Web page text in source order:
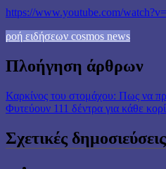
https://www.youtube.com/
ροή ειδήσεων cosmos news
Πλοήγηση άρθρων
Καρκίνος του στομάχου: Πως να
Φυτεύουν 111 δέντρα για κάθε
Σχετικές δημοσιεύσεις